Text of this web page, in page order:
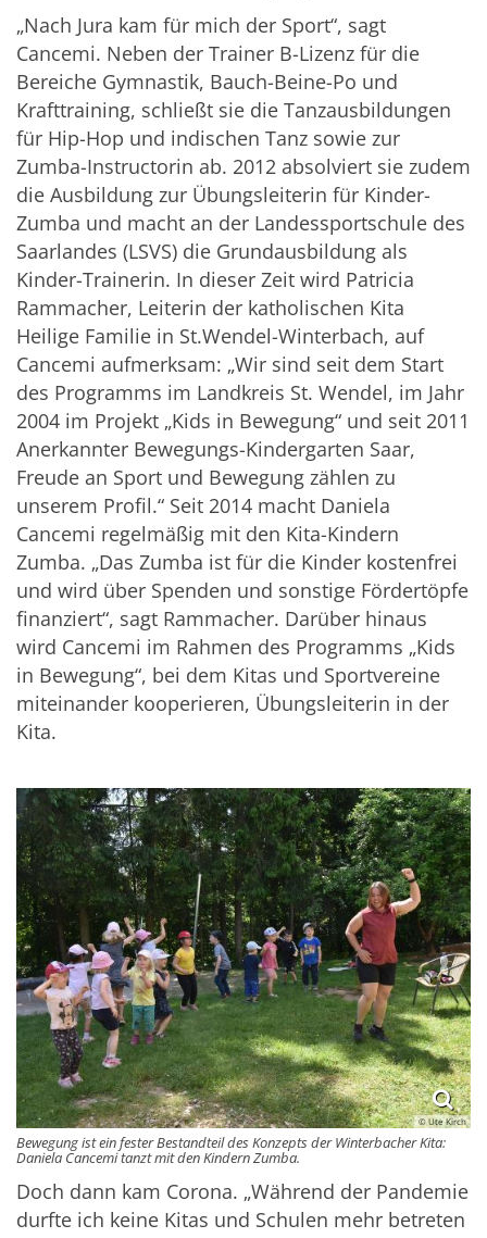
„Nach Jura kam für mich der Sport“, sagt
Cancemi. Neben der Trainer B-Lizenz für die
Bereiche Gymnastik, Bauch-Beine-Po und
Krafttraining, schließt sie die Tanzausbildungen
für Hip-Hop und indischen Tanz sowie zur
Zumba-Instructorin ab. 2012 absolviert sie zudem
die Ausbildung zur Übungsleiterin für Kinder-
Zumba und macht an der Landessportschule des
Saarlandes (LSVS) die Grundausbildung als
Kinder-Trainerin. In dieser Zeit wird Patricia
Rammacher, Leiterin der katholischen Kita
Heilige Familie in St.Wendel-Winterbach, auf
Cancemi aufmerksam: „Wir sind seit dem Start
des Programms im Landkreis St. Wendel, im Jahr
2004 im Projekt „Kids in Bewegung“ und seit 2011
Anerkannter Bewegungs-Kindergarten Saar,
Freude an Sport und Bewegung zählen zu
unserem Profil.“ Seit 2014 macht Daniela
Cancemi regelmäßig mit den Kita-Kindern
Zumba. „Das Zumba ist für die Kinder kostenfrei
und wird über Spenden und sonstige Fördertöpfe
finanziert“, sagt Rammacher. Darüber hinaus
wird Cancemi im Rahmen des Programms „Kids
in Bewegung“, bei dem Kitas und Sportvereine
miteinander kooperieren, Übungsleiterin in der
Kita.
© Ute Kirch
Bewegung ist ein fester Bestandteil des Konzepts der Winterbacher Kita:
Daniela Cancemi tanzt mit den Kindern Zumba.
Doch dann kam Corona. „Während der Pandemie
durfte ich keine Kitas und Schulen mehr betreten